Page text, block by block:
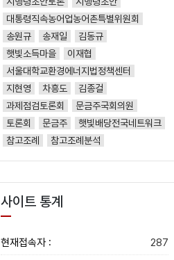
대통령직속농어업농어촌특별위원회
송원규
송재일
김동규
햇빛소득마을
이재협
서울대학교환경에너지법정책센터
지현영
차흥도
김종걸
과제점검토론회
문금주국회의원
토론회
문금주
햇빛배당전국네트워크
참고조례
참고조례분석
사이트 통계
현재접속자 :
287